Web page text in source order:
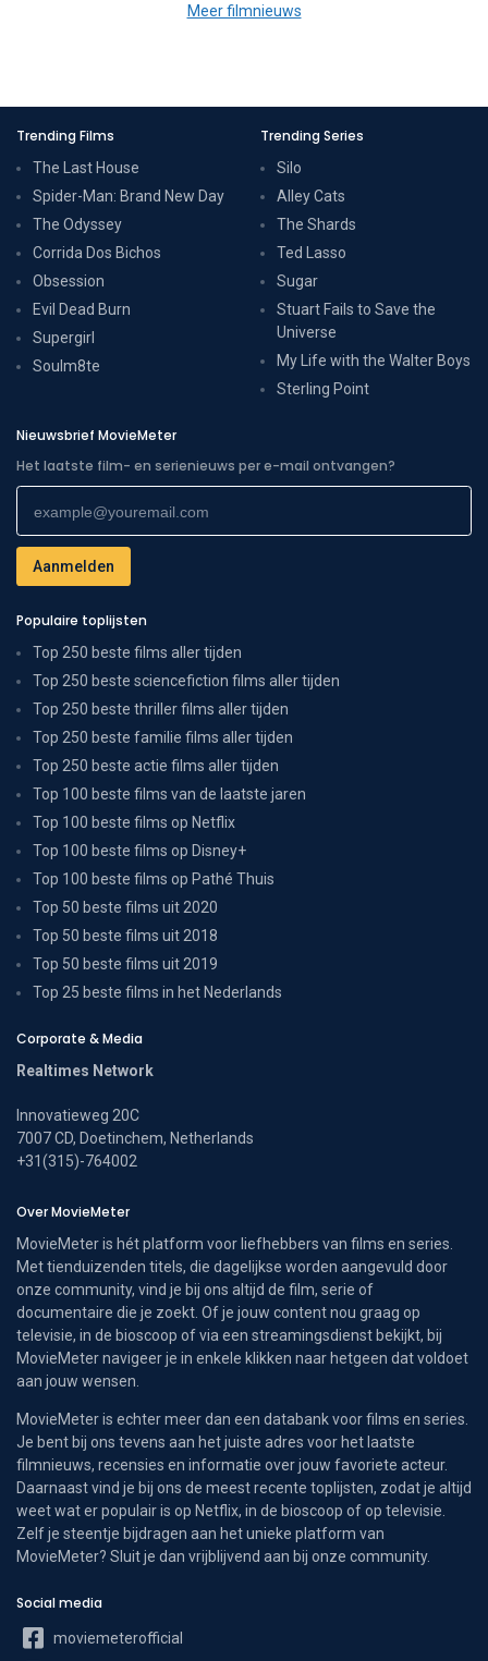
Meer filmnieuws
Trending Films
The Last House
Spider-Man: Brand New Day
The Odyssey
Corrida Dos Bichos
Obsession
Evil Dead Burn
Supergirl
Soulm8te
Trending Series
Silo
Alley Cats
The Shards
Ted Lasso
Sugar
Stuart Fails to Save the
Universe
My Life with the Walter Boys
Sterling Point
Nieuwsbrief MovieMeter
Het laatste film- en serienieuws per e-mail ontvangen?
Populaire toplijsten
Top 250 beste films aller tijden
Top 250 beste sciencefiction films aller tijden
Top 250 beste thriller films aller tijden
Top 250 beste familie films aller tijden
Top 250 beste actie films aller tijden
Top 100 beste films van de laatste jaren
Top 100 beste films op Netflix
Top 100 beste films op Disney+
Top 100 beste films op Pathé Thuis
Top 50 beste films uit 2020
Top 50 beste films uit 2018
Top 50 beste films uit 2019
Top 25 beste films in het Nederlands
Corporate & Media
Realtimes Network
Innovatieweg 20C
7007 CD, Doetinchem, Netherlands
+31(315)-764002
Over MovieMeter
MovieMeter is hét platform voor liefhebbers van films en series.
Met tienduizenden titels, die dagelijkse worden aangevuld door
onze community, vind je bij ons altijd de film, serie of
documentaire die je zoekt. Of je jouw content nou graag op
televisie, in de bioscoop of via een streamingsdienst bekijkt, bij
MovieMeter navigeer je in enkele klikken naar hetgeen dat voldoet
aan jouw wensen.
MovieMeter is echter meer dan een databank voor films en series.
Je bent bij ons tevens aan het juiste adres voor het laatste
filmnieuws, recensies en informatie over jouw favoriete acteur.
Daarnaast vind je bij ons de meest recente toplijsten, zodat je altijd
weet wat er populair is op Netflix, in de bioscoop of op televisie.
Zelf je steentje bijdragen aan het unieke platform van
MovieMeter? Sluit je dan vrijblijvend aan bij onze community.
Social media
moviemeterofficial